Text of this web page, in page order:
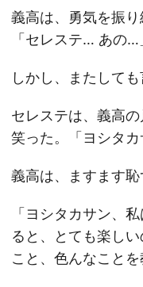
義高は、勇気を振り
「セレステ… あの…
しかし、またして
セレステは、義高
笑った。「ヨシタカ
義高は、ますます恥
「ヨシタカサン、
ると、とても楽し
こと、色んなこと